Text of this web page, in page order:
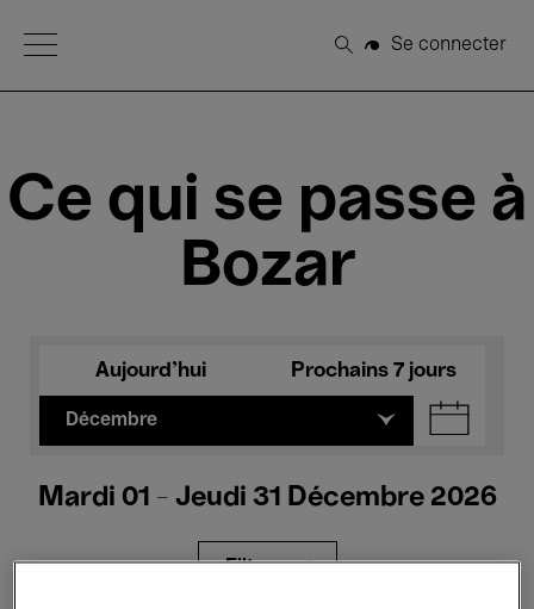
Open Menu
Rechercher
Se connecter
Ce qui se passe à
Bozar
Aujourd'hui Prochains 7 jours
Décembre
Mardi 01 - Jeudi 31 Décembre 2026
Filtres